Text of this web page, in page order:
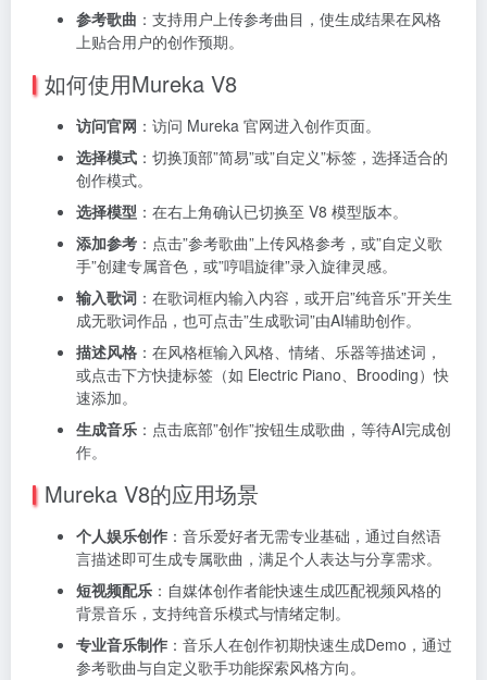
参考歌曲 ：支持用户上传参考曲目，使生成结果在风格
上贴合用户的创作预期。
如何使用Mureka V8
访问官网 ：访问 Mureka 官网进入创作页面。
选择模式 ：切换顶部”简易”或”自定义”标签，选择适合的
创作模式。
选择模型 ：在右上角确认已切换至 V8 模型版本。
添加参考 ：点击”参考歌曲”上传风格参考，或”自定义歌
手”创建专属音色，或”哼唱旋律”录入旋律灵感。
输入歌词 ：在歌词框内输入内容，或开启”纯音乐”开关生
成无歌词作品，也可点击”生成歌词”由AI辅助创作。
描述风格 ：在风格框输入风格、情绪、乐器等描述词，
或点击下方快捷标签（如 Electric Piano、Brooding）快
速添加。
生成音乐 ：点击底部”创作”按钮生成歌曲，等待AI完成创
作。
Mureka V8的应用场景
个人娱乐创作 ：音乐爱好者无需专业基础，通过自然语
言描述即可生成专属歌曲，满足个人表达与分享需求。
短视频配乐 ：自媒体创作者能快速生成匹配视频风格的
背景音乐，支持纯音乐模式与情绪定制。
专业音乐制作 ：音乐人在创作初期快速生成Demo，通过
参考歌曲与自定义歌手功能探索风格方向。